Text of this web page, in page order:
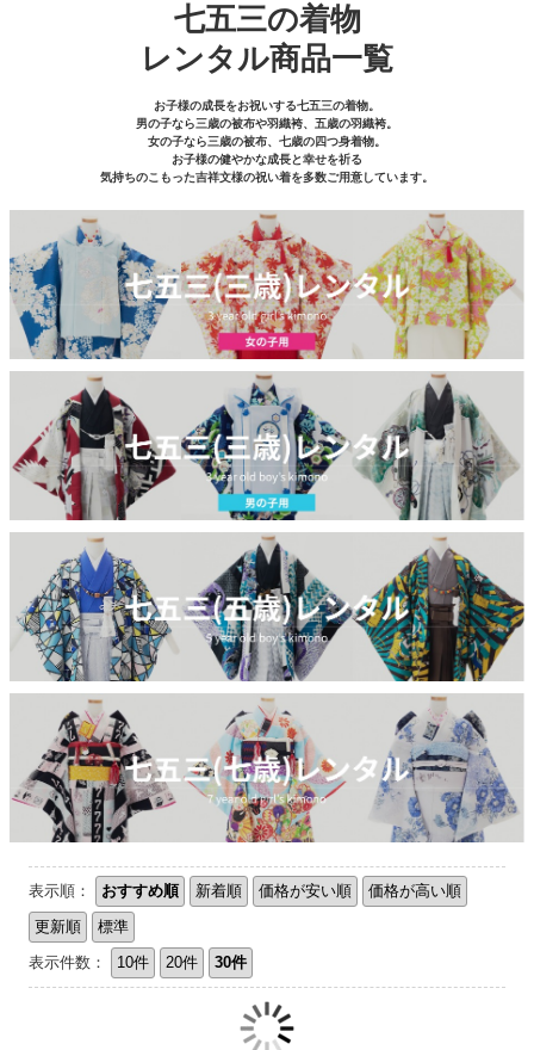
七五三の着物
レンタル商品一覧
お子様の成長をお祝いする七五三の着物。
男の子なら三歳の被布や羽織袴、五歳の羽織袴。
女の子なら三歳の被布、七歳の四つ身着物。
お子様の健やかな成長と幸せを祈る
気持ちのこもった吉祥文様の祝い着を多数ご用意しています。
表示順： おすすめ順 新着順 価格が安い順
価格が高い順
更新順
標準
表示件数：
10件 20件 30件